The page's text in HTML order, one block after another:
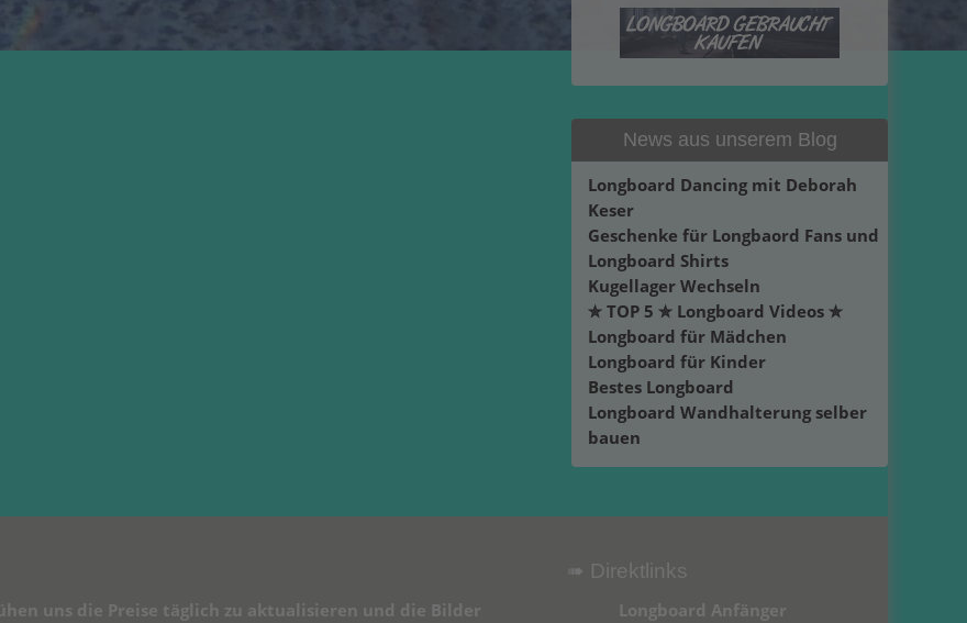
News aus unserem Blog
Longboard Dancing mit Deborah
Keser
Geschenke für Longbaord Fans und
Longboard Shirts
Kugellager Wechseln
✮ TOP 5 ✮ Longboard Videos ✮
Longboard für Mädchen
Longboard für Kinder
Bestes Longboard
Longboard Wandhalterung selber
bauen
uns die Preise täglich zu aktualisieren und die Bilder
➠ Direktlinks
Longboard Anfänger